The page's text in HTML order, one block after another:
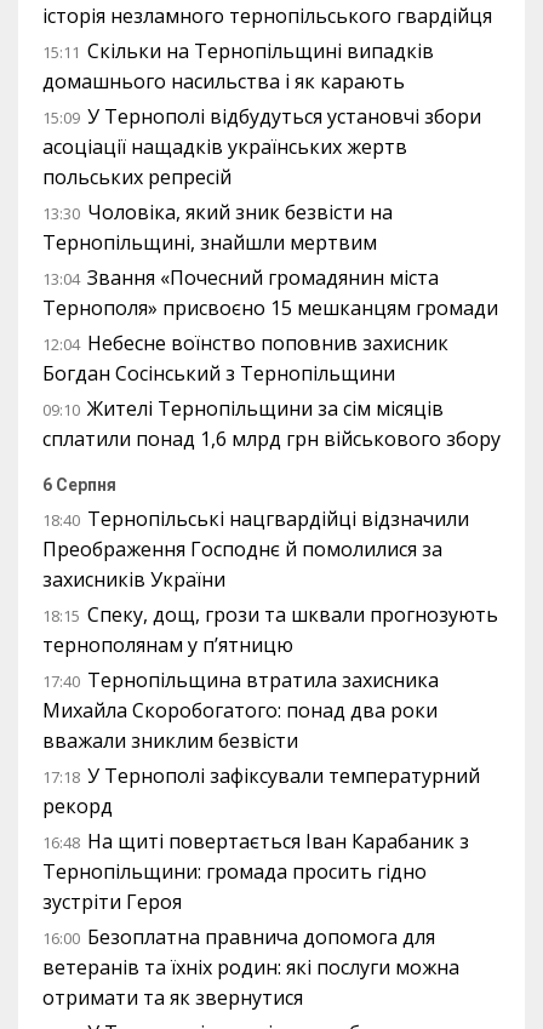
історія незламного тернопільського гвардійця
15:11 Скільки на Тернопільщині випадків
домашнього насильства і як карають
15:09 У Тернополі відбудуться установчі збори
асоціації нащадків українських жертв
польських репресій
13:30 Чоловіка, який зник безвісти на
Тернопільщині, знайшли мертвим
13:04 Звання «Почесний громадянин міста
Тернополя» присвоєно 15 мешканцям громади
12:04 Небесне воїнство поповнив захисник
Богдан Сосінський з Тернопільщини
09:10 Жителі Тернопільщини за сім місяців
сплатили понад 1,6 млрд грн військового збору
6 Серпня
18:40 Тернопільські нацгвардійці відзначили
Преображення Господнє й помолилися за
захисників України
18:15 Спеку, дощ, грози та шквали прогнозують
тернополянам у п’ятницю
17:40 Тернопільщина втратила захисника
Михайла Скоробогатого: понад два роки
вважали зниклим безвісти
17:18 У Тернополі зафіксували температурний
рекорд
16:48 На щиті повертається Іван Карабаник з
Тернопільщини: громада просить гідно
зустріти Героя
16:00 Безоплатна правнича допомога для
ветеранів та їхніх родин: які послуги можна
отримати та як звернутися